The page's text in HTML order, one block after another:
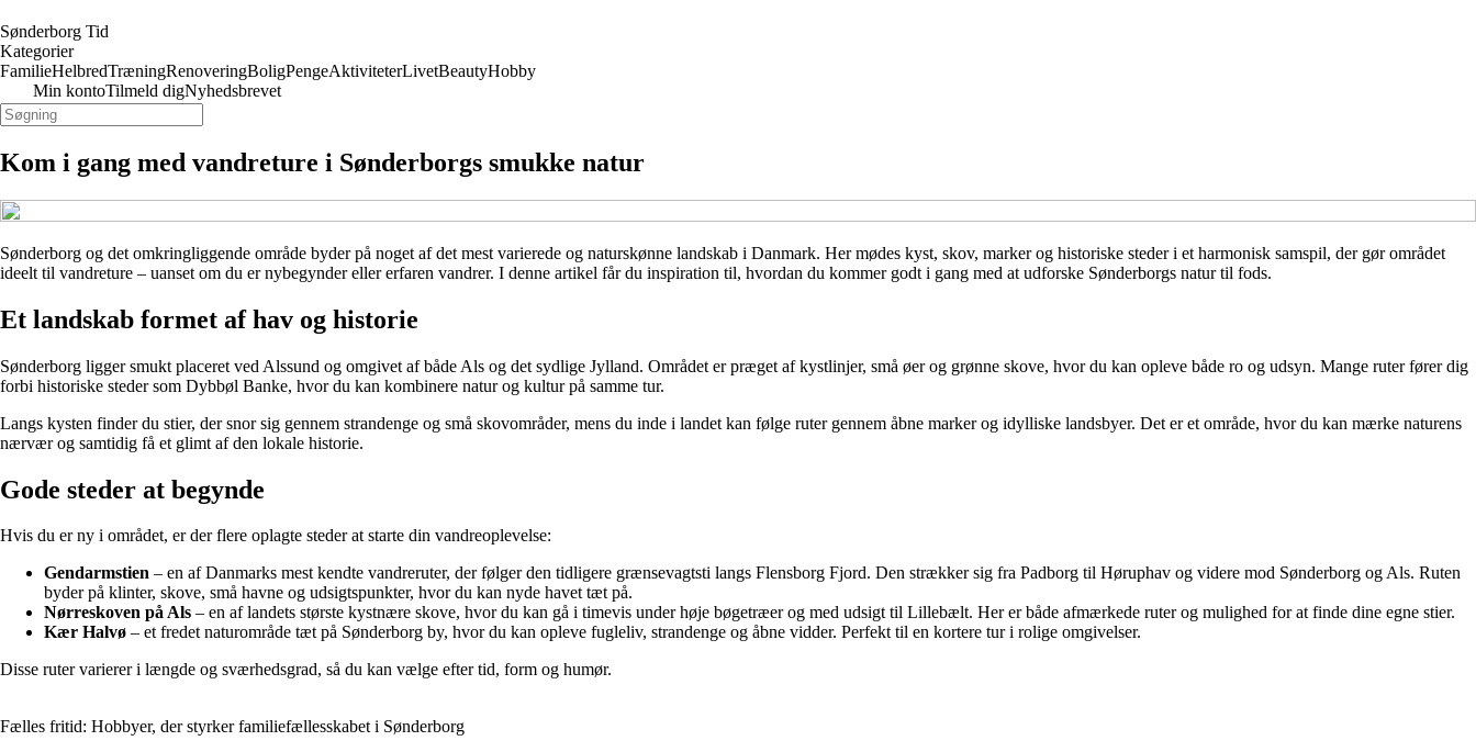
Sønderborg Tid
Kategorier
FamilieHelbredTræningRenoveringBoligPengeAktiviteterLivetBeautyHobby
Min kontoTilmeld digNyhedsbrevet
Kom i gang med vandreture i Sønderborgs smukke natur
Sønderborg og det omkringliggende område byder på noget af det mest varierede og naturskønne landskab i Danmark. Her mødes kyst, skov, marker og historiske steder i et harmonisk samspil, der gør området
ideelt til vandreture – uanset om du er nybegynder eller erfaren vandrer. I denne artikel får du inspiration til, hvordan du kommer godt i gang med at udforske Sønderborgs natur til fods.
Et landskab formet af hav og historie
Sønderborg ligger smukt placeret ved Alssund og omgivet af både Als og det sydlige Jylland. Området er præget af kystlinjer, små øer og grønne skove, hvor du kan opleve både ro og udsyn. Mange ruter fører dig
forbi historiske steder som Dybbøl Banke, hvor du kan kombinere natur og kultur på samme tur.
Langs kysten finder du stier, der snor sig gennem strandenge og små skovområder, mens du inde i landet kan følge ruter gennem åbne marker og idylliske landsbyer. Det er et område, hvor du kan mærke naturens
nærvær og samtidig få et glimt af den lokale historie.
Gode steder at begynde
Hvis du er ny i området, er der flere oplagte steder at starte din vandreoplevelse:
Gendarmstien – en af Danmarks mest kendte vandreruter, der følger den tidligere grænsevagtsti langs Flensborg Fjord. Den strækker sig fra Padborg til Høruphav og videre mod Sønderborg og Als. Ruten
byder på klinter, skove, små havne og udsigtspunkter, hvor du kan nyde havet tæt på.
Nørreskoven på Als – en af landets største kystnære skove, hvor du kan gå i timevis under høje bøgetræer og med udsigt til Lillebælt. Her er både afmærkede ruter og mulighed for at finde dine egne stier.
Kær Halvø – et fredet naturområde tæt på Sønderborg by, hvor du kan opleve fugleliv, strandenge og åbne vidder. Perfekt til en kortere tur i rolige omgivelser.
Disse ruter varierer i længde og sværhedsgrad, så du kan vælge efter tid, form og humør.
Fælles fritid: Hobbyer, der styrker familiefællesskabet i Sønderborg